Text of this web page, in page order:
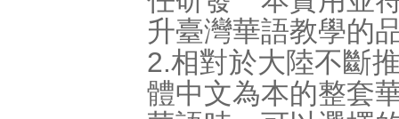
升臺灣華語教學的
2.相對於大陸不斷
體中文為本的整套